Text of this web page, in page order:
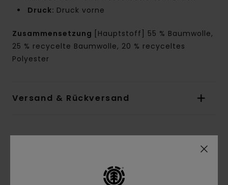
Druck: Druck vorne
Zusammensetzung
[Hauptstoff] 55 % Baumwolle,
25 % recycelte Baumwolle, 20 % recyceltes
Polyester
Versand & Rückversand
Kundenbewertungen
Durchschnittliche Bewertung